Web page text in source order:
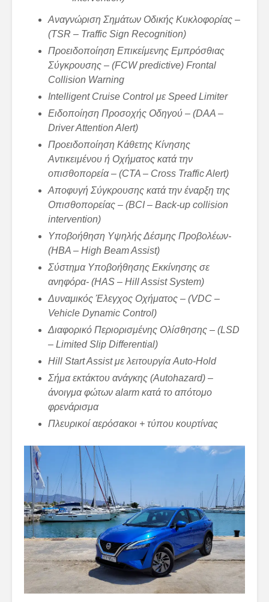
Αναγνώριση Σημάτων Οδικής Κυκλοφορίας –
(TSR – Traffic Sign Recognition)
Προειδοποίηση Επικείμενης Εμπρόσθιας
Σύγκρουσης – (FCW predictive) Frontal
Collision Warning
Intelligent Cruise Control με Speed Limiter
Ειδοποίηση Προσοχής Οδηγού – (DAA –
Driver Attention Alert)
Προειδοποίηση Κάθετης Κίνησης
Αντικειμένου ή Οχήματος κατά την
οπισθοπορεία – (CTA – Cross Traffic Alert)
Αποφυγή Σύγκρουσης κατά την έναρξη της
Οπισθοπορείας – (BCI – Back-up collision
intervention)
Υποβοήθηση Υψηλής Δέσμης Προβολέων-
(HBA – High Beam Assist)
Σύστημα Υποβοήθησης Εκκίνησης σε
ανηφόρα- (HAS – Hill Assist System)
Δυναμικός Έλεγχος Οχήματος – (VDC –
Vehicle Dynamic Control)
Διαφορικό Περιορισμένης Ολίσθησης – (LSD
– Limited Slip Differential)
Hill Start Assist με λειτουργίαAuto-Hold
Σήμα εκτάκτου ανάγκης (Autohazard) –
άνοιγμα φώτων alarm κατά το απότομο
φρενάρισμα
Πλευρικοί αερόσακοι + τύπου κουρτίνας